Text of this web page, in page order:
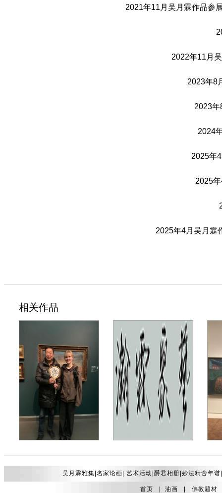
2021年11月吴月霖作品参
2022年11月
2023年8
2023
2024
2025年
2025
2025年4月吴月霖
相关作品
吴月霖雅集|名家论画| 艺术活动 |爵君相册|妙法精舍年谱|
首页 | 油画 | 佛教题材